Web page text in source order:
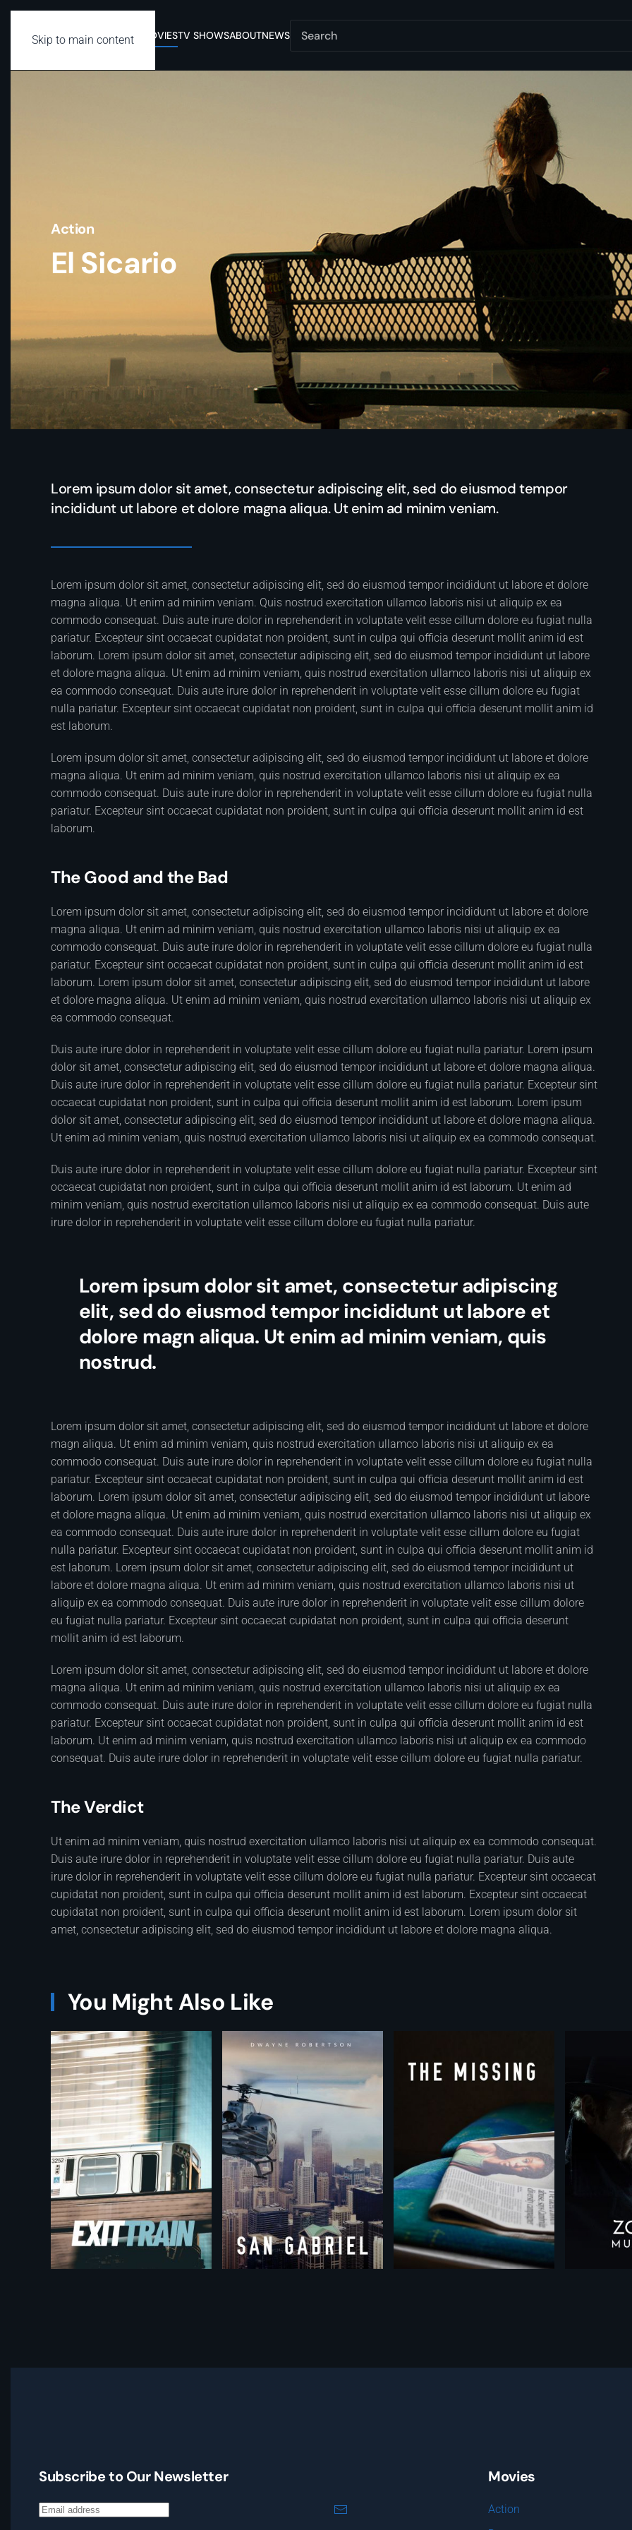
Skip to main content MOVIESTV SHOWSABOUTNEWS
Action
El Sicario
Lorem ipsum dolor sit amet, consectetur adipiscing elit, sed do eiusmod tempor
incididunt ut labore et dolore magna aliqua. Ut enim ad minim veniam.
Lorem ipsum dolor sit amet, consectetur adipiscing elit, sed do eiusmod tempor incididunt ut labore et dolore
magna aliqua. Ut enim ad minim veniam. Quis nostrud exercitation ullamco laboris nisi ut aliquip ex ea
commodo consequat. Duis aute irure dolor in reprehenderit in voluptate velit esse cillum dolore eu fugiat nulla
pariatur. Excepteur sint occaecat cupidatat non proident, sunt in culpa qui officia deserunt mollit anim id est
laborum. Lorem ipsum dolor sit amet, consectetur adipiscing elit, sed do eiusmod tempor incididunt ut labore
et dolore magna aliqua. Ut enim ad minim veniam, quis nostrud exercitation ullamco laboris nisi ut aliquip ex
ea commodo consequat. Duis aute irure dolor in reprehenderit in voluptate velit esse cillum dolore eu fugiat
nulla pariatur. Excepteur sint occaecat cupidatat non proident, sunt in culpa qui officia deserunt mollit anim id
est laborum.
Lorem ipsum dolor sit amet, consectetur adipiscing elit, sed do eiusmod tempor incididunt ut labore et dolore
magna aliqua. Ut enim ad minim veniam, quis nostrud exercitation ullamco laboris nisi ut aliquip ex ea
commodo consequat. Duis aute irure dolor in reprehenderit in voluptate velit esse cillum dolore eu fugiat nulla
pariatur. Excepteur sint occaecat cupidatat non proident, sunt in culpa qui officia deserunt mollit anim id est
laborum.
The Good and the Bad
Lorem ipsum dolor sit amet, consectetur adipiscing elit, sed do eiusmod tempor incididunt ut labore et dolore
magna aliqua. Ut enim ad minim veniam, quis nostrud exercitation ullamco laboris nisi ut aliquip ex ea
commodo consequat. Duis aute irure dolor in reprehenderit in voluptate velit esse cillum dolore eu fugiat nulla
pariatur. Excepteur sint occaecat cupidatat non proident, sunt in culpa qui officia deserunt mollit anim id est
laborum. Lorem ipsum dolor sit amet, consectetur adipiscing elit, sed do eiusmod tempor incididunt ut labore
et dolore magna aliqua. Ut enim ad minim veniam, quis nostrud exercitation ullamco laboris nisi ut aliquip ex
ea commodo consequat.
Duis aute irure dolor in reprehenderit in voluptate velit esse cillum dolore eu fugiat nulla pariatur. Lorem ipsum
dolor sit amet, consectetur adipiscing elit, sed do eiusmod tempor incididunt ut labore et dolore magna aliqua.
Duis aute irure dolor in reprehenderit in voluptate velit esse cillum dolore eu fugiat nulla pariatur. Excepteur sint
occaecat cupidatat non proident, sunt in culpa qui officia deserunt mollit anim id est laborum. Lorem ipsum
dolor sit amet, consectetur adipiscing elit, sed do eiusmod tempor incididunt ut labore et dolore magna aliqua.
Ut enim ad minim veniam, quis nostrud exercitation ullamco laboris nisi ut aliquip ex ea commodo consequat.
Duis aute irure dolor in reprehenderit in voluptate velit esse cillum dolore eu fugiat nulla pariatur. Excepteur sint
occaecat cupidatat non proident, sunt in culpa qui officia deserunt mollit anim id est laborum. Ut enim ad
minim veniam, quis nostrud exercitation ullamco laboris nisi ut aliquip ex ea commodo consequat. Duis aute
irure dolor in reprehenderit in voluptate velit esse cillum dolore eu fugiat nulla pariatur.
Lorem ipsum dolor sit amet, consectetur adipiscing
elit, sed do eiusmod tempor incididunt ut labore et
dolore magn aliqua. Ut enim ad minim veniam, quis
nostrud.
Lorem ipsum dolor sit amet, consectetur adipiscing elit, sed do eiusmod tempor incididunt ut labore et dolore
magn aliqua. Ut enim ad minim veniam, quis nostrud exercitation ullamco laboris nisi ut aliquip ex ea
commodo consequat. Duis aute irure dolor in reprehenderit in voluptate velit esse cillum dolore eu fugiat nulla
pariatur. Excepteur sint occaecat cupidatat non proident, sunt in culpa qui officia deserunt mollit anim id est
laborum. Lorem ipsum dolor sit amet, consectetur adipiscing elit, sed do eiusmod tempor incididunt ut labore
et dolore magna aliqua. Ut enim ad minim veniam, quis nostrud exercitation ullamco laboris nisi ut aliquip ex
ea commodo consequat. Duis aute irure dolor in reprehenderit in voluptate velit esse cillum dolore eu fugiat
nulla pariatur. Excepteur sint occaecat cupidatat non proident, sunt in culpa qui officia deserunt mollit anim id
est laborum. Lorem ipsum dolor sit amet, consectetur adipiscing elit, sed do eiusmod tempor incididunt ut
labore et dolore magna aliqua. Ut enim ad minim veniam, quis nostrud exercitation ullamco laboris nisi ut
aliquip ex ea commodo consequat. Duis aute irure dolor in reprehenderit in voluptate velit esse cillum dolore
eu fugiat nulla pariatur. Excepteur sint occaecat cupidatat non proident, sunt in culpa qui officia deserunt
mollit anim id est laborum.
Lorem ipsum dolor sit amet, consectetur adipiscing elit, sed do eiusmod tempor incididunt ut labore et dolore
magna aliqua. Ut enim ad minim veniam, quis nostrud exercitation ullamco laboris nisi ut aliquip ex ea
commodo consequat. Duis aute irure dolor in reprehenderit in voluptate velit esse cillum dolore eu fugiat nulla
pariatur. Excepteur sint occaecat cupidatat non proident, sunt in culpa qui officia deserunt mollit anim id est
laborum. Ut enim ad minim veniam, quis nostrud exercitation ullamco laboris nisi ut aliquip ex ea commodo
consequat. Duis aute irure dolor in reprehenderit in voluptate velit esse cillum dolore eu fugiat nulla pariatur.
The Verdict
Ut enim ad minim veniam, quis nostrud exercitation ullamco laboris nisi ut aliquip ex ea commodo consequat.
Duis aute irure dolor in reprehenderit in voluptate velit esse cillum dolore eu fugiat nulla pariatur. Duis aute
irure dolor in reprehenderit in voluptate velit esse cillum dolore eu fugiat nulla pariatur. Excepteur sint occaecat
cupidatat non proident, sunt in culpa qui officia deserunt mollit anim id est laborum. Excepteur sint occaecat
cupidatat non proident, sunt in culpa qui officia deserunt mollit anim id est laborum. Lorem ipsum dolor sit
amet, consectetur adipiscing elit, sed do eiusmod tempor incididunt ut labore et dolore magna aliqua.
You Might Also Like
Subscribe to Our Newsletter Movies
Action